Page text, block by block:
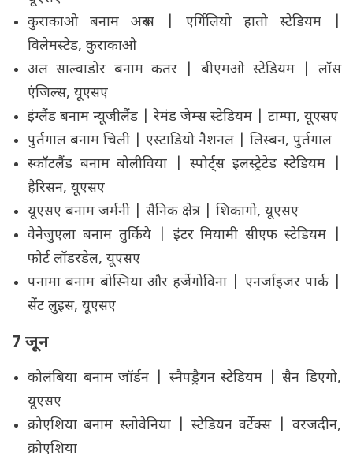
कुराकाओ बनाम अरूबा | एर्गिलियो हातो स्टेडियम |
विलेमस्टेड, कुराकाओ
अल साल्वाडोर बनाम कतर | बीएमओ स्टेडियम | लॉस
एंजिल्स, यूएसए
इंग्लैंड बनाम न्यूजीलैंड | रेमंड जेम्स स्टेडियम | टाम्पा, यूएसए
पुर्तगाल बनाम चिली | एस्टाडियो नैशनल | लिस्बन, पुर्तगाल
स्कॉटलैंड बनाम बोलीविया | स्पोर्ट्स इलस्ट्रेटेड स्टेडियम |
हैरिसन, यूएसए
यूएसए बनाम जर्मनी | सैनिक क्षेत्र | शिकागो, यूएसए
वेनेजुएला बनाम तुर्किये | इंटर मियामी सीएफ स्टेडियम |
फोर्ट लॉडरडेल, यूएसए
पनामा बनाम बोस्निया और हर्जेगोविना | एनर्जाइजर पार्क |
सेंट लुइस, यूएसए
7 जून
कोलंबिया बनाम जॉर्डन | स्नैपड्रैगन स्टेडियम | सैन डिएगो,
यूएसए
क्रोएशिया बनाम स्लोवेनिया | स्टेडियन वर्टेक्स | वरजदीन,
क्रोएशिया